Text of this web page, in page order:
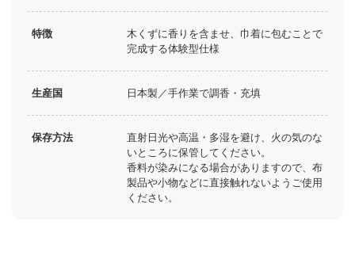
特徴
木くずに香りを含ませ、巾着に包むことで
完成する体験型仕様
生産国 日本製／手作業で調香・充填
保存方法
直射日光や高温・多湿を避け、火の気のな
いところに保管してください。
香料が染みになる場合がありますので、布
製品や小物などに直接触れないようご使用
ください。